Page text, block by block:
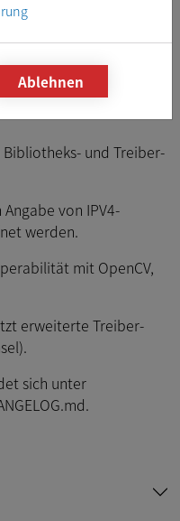
empfohlen)
11 (64-Bit)
GenTL Producer
und Treiber-
von IPV4-
werden.
mit OpenCV,
erweiterte Treiber-
sich unter
Ablehnen